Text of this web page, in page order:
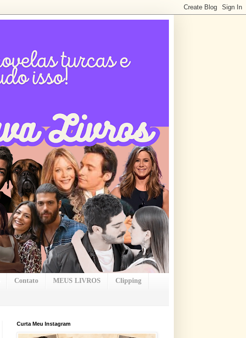
Contato MEUS LIVROS Clipping
Curta Meu Instagram